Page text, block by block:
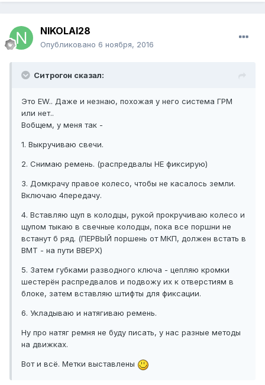
NIKOLAI28
Опубликовано 6 ноября, 2016
Ситрогон сказал:
Это EW.. Даже и незнаю, похожая у него система ГРМ
или нет..
Вобщем, у меня так -
1. Выкручиваю свечи.
2. Снимаю ремень. (распредвалы НЕ фиксирую)
3. Домкрачу правое колесо, чтобы не касалось земли.
Включаю 4передачу.
4. Вставляю щуп в колодцы, рукой прокручиваю колесо и
щупом тыкаю в свечные колодцы, пока все поршни не
встанут б ряд. (ПЕРВЫЙ поршень от МКП, должен встать в
ВМТ - на пути ВВЕРХ)
5. Затем губками разводного ключа - цепляю кромки
шестерён распредвалов и подвожу их к отверстиям в
блоке, затем вставляю штифты для фиксации.
6. Укладываю и натягиваю ремень.
Ну про натяг ремня не буду писать, у нас разные методы
на движках.
Вот и всё. Метки выставлены